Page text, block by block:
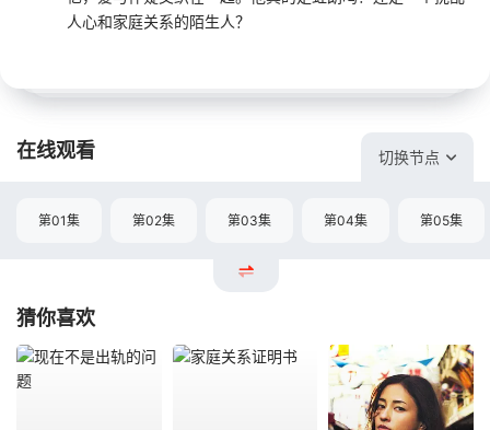
人心和家庭关系的陌生人？
在线观看 切换节点
第01集 第02集 第03集 第04集 第05集
猜你喜欢